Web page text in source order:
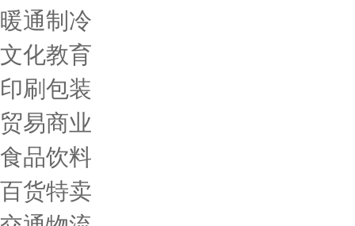
暖通制冷
文化教育
印刷包装
贸易商业
食品饮料
百货特卖